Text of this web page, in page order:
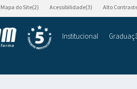
Mapa do Site(2) Acessibilidade(3) Alto
Institucional